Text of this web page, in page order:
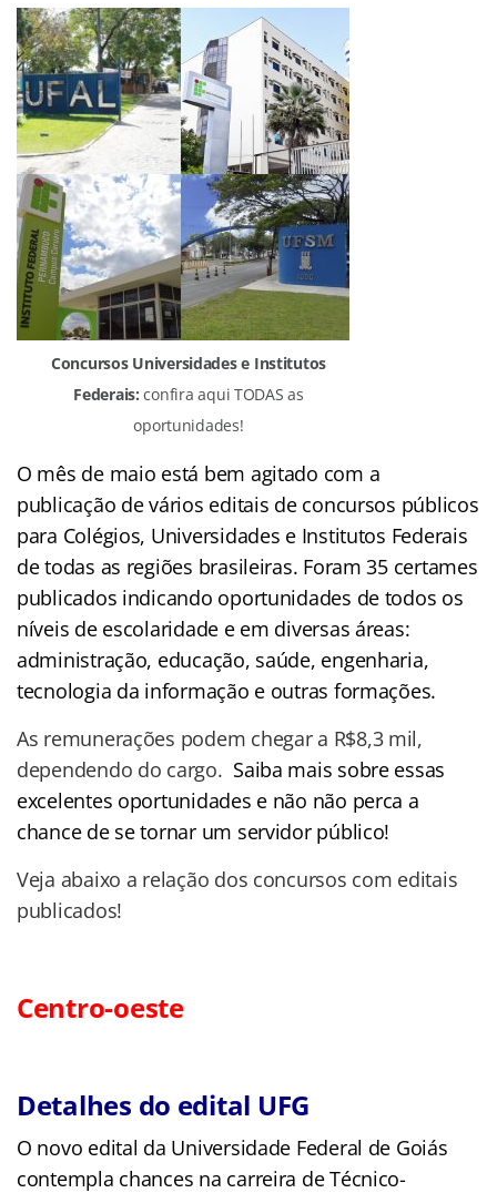
Concursos Universidades e Institutos
Federais:confira aqui TODAS as
oportunidades!
O mês de maio está bem agitado com a
publicação de vários editais de concursos públicos
para Colégios, Universidades e Institutos Federais
de todas as regiões brasileiras. Foram 35 certames
publicados indicando oportunidades de todos os
níveis de escolaridade e em diversas áreas:
administração, educação, saúde, engenharia,
tecnologia da informação e outras formações.
As remunerações podem chegar a R$8,3 mil,
dependendo do cargo. Saiba mais sobre essas
excelentes oportunidades e não não perca a
chance de se tornar um servidor público!
Veja abaixo a relação dos concursos com editais
publicados!
Centro-oeste
Detalhes do edital UFG
O novo edital da Universidade Federal de Goiás
contempla chances na carreira de Técnico-